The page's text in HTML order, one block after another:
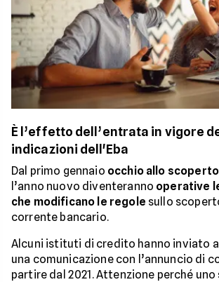
È l’effetto dell’entrata in vigore
indicazioni dell'Eba
Dal primo gennaio occhio allo
l’anno nuovo diventeranno operative
che modificano le regole sullo
corrente bancario.
Alcuni istituti di credito hanno inviato
una comunicazione con l’annuncio di
partire dal 2021. Attenzione perché uno